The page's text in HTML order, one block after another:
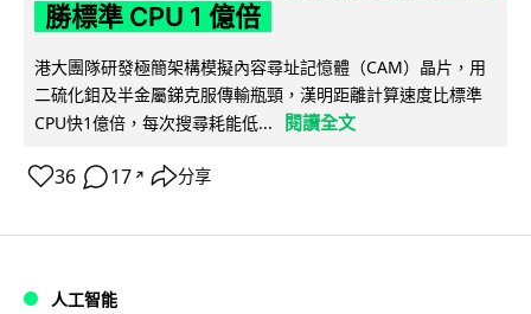
勝標準 CPU 1 億倍
港大團隊研發極簡架構模擬內容尋址記憶體（CAM）晶片，用
二硫化鉬及半金屬銻克服傳輸瓶頸，漢明距離計算速度比標準
CPU快1億倍，每次搜尋耗能低...
閱讀全文
36 17 ↗ 分享
人工智能